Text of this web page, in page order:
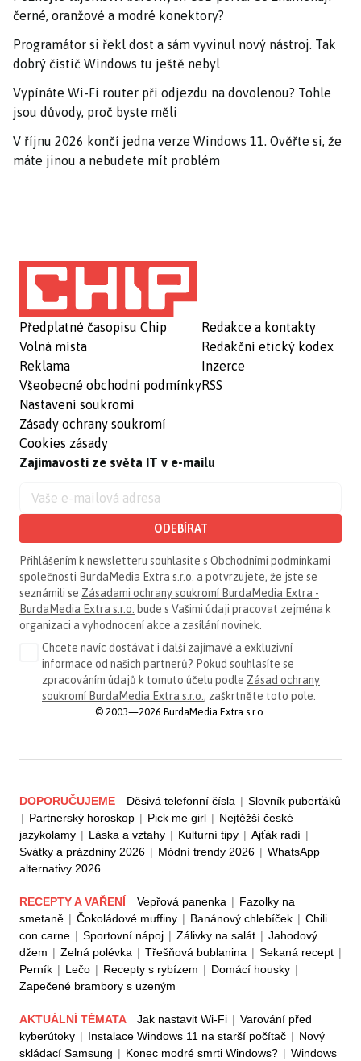
černé, oranžové a modré konektory?
Programátor si řekl dost a sám vyvinul nový nástroj. Tak
dobrý čistič Windows tu ještě nebyl
Vypínáte Wi-Fi router při odjezdu na dovolenou? Tohle
jsou důvody, proč byste měli
V říjnu 2026 končí jedna verze Windows 11. Ověřte si, že
máte jinou a nebudete mít problém
Předplatné časopisu Chip
Volná místa
Reklama
Všeobecné obchodní podmínky
Nastavení soukromí
Zásady ochrany soukromí
Cookies zásady
Redakce a kontakty
Redakční etický kodex
Inzerce
RSS
Zajímavosti ze světa IT v e-mailu
ODEBÍRAT
Přihlášením k newsletteru souhlasíte s Obchodními podmínkami
společnosti BurdaMedia Extra s.r.o. a potvrzujete, že jste se
seznámili se Zásadami ochrany soukromí BurdaMedia Extra -
BurdaMedia Extra s.r.o. bude s Vašimi údaji pracovat zejména k
organizaci a vyhodnocení akce a zasílání novinek.
Chcete navíc dostávat i další zajímavé a exkluzivní
informace od našich partnerů? Pokud souhlasíte se
zpracováním údajů k tomuto účelu podle Zásad ochrany
soukromí BurdaMedia Extra s.r.o., zaškrtněte toto pole.
© 2003—2026 BurdaMedia Extra s.r.o.
DOPORUČUJEME Děsivá telefonní čísla | Slovník puberťáků
| Partnerský horoskop | Pick me girl | Nejtěžší české
jazykolamy | Láska a vztahy | Kulturní tipy | Ajťák radí |
Svátky a prázdniny 2026 | Módní trendy 2026 | WhatsApp
alternativy 2026
RECEPTY A VAŘENÍ Vepřová panenka | Fazolky na
smetaně | Čokoládové muffiny | Banánový chlebíček | Chili
con carne | Sportovní nápoj | Zálivky na salát | Jahodový
džem | Zelná polévka | Třešňová bublanina | Sekaná recept |
Perník | Lečo | Recepty s rybízem | Domácí housky |
Zapečené brambory s uzeným
AKTUÁLNÍ TÉMATA Jak nastavit Wi-Fi | Varování před
kyberútoky | Instalace Windows 11 na starší počítač | Nový
skládací Samsung | Konec modré smrti Windows? | Windows